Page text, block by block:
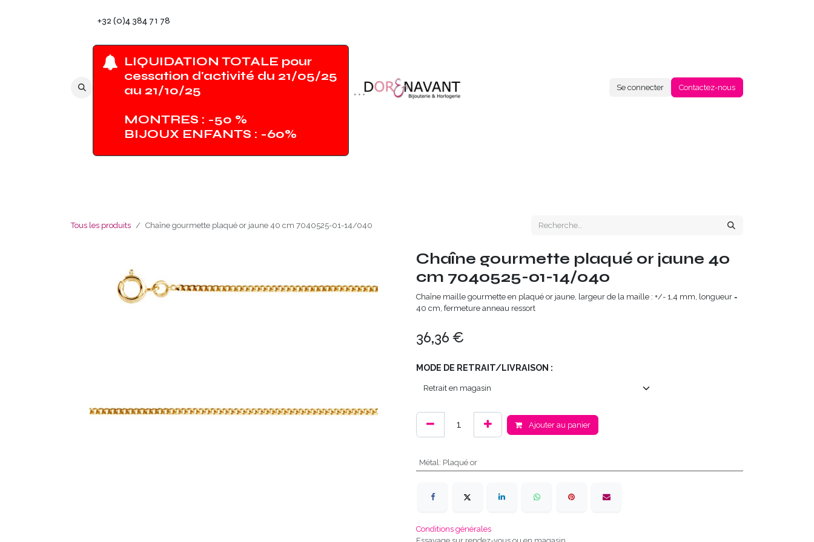
+32 (0)4 384 71 78
LIQUIDATION TOTALE pour
cessation d'activité du 21/05/25
au 21/10/25
MONTRES : -50 %
BIJOUX ENFANTS : -60%
Se connecter Contactez-nous
Tous les produits Chaîne gourmette plaqué or jaune 40 cm 7040525-01-14/040
Chaîne gourmette plaqué or jaune 40
cm 7040525-01-14/040
Chaîne maille gourmette en plaqué or jaune, largeur de la maille : +/- 1,4 mm, longueur =
40 cm, fermeture anneau ressort
36,36 €
MODE DE RETRAIT/LIVRAISON :
Ajouter au panier
Métal: Plaqué or
Conditions générales